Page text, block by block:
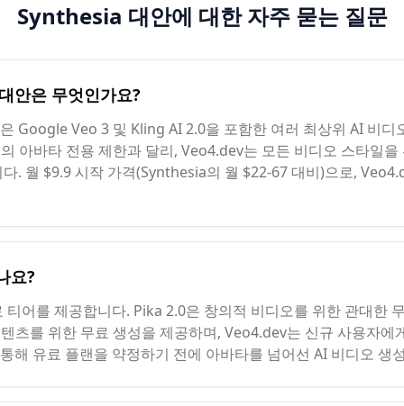
Synthesia 대안에 대한 자주 묻는 질문
안은 무엇인가요?
Google Veo 3 및 Kling AI 2.0을 포함한 여러 최상위 AI 비디
아바타 전용 제한과 달리, Veo4.dev는 모든 비디오 스타일
. 월 $9.9 시작 가격(Synthesia의 월 $22-67 대비)으로,
요?
어를 제공합니다. Pika 2.0은 창의적 비디오를 위한 관대한
츠를 위한 무료 생성을 제공하며, Veo4.dev는 신규 사용자에
해 유료 플랜을 약정하기 전에 아바타를 넘어선 AI 비디오 생